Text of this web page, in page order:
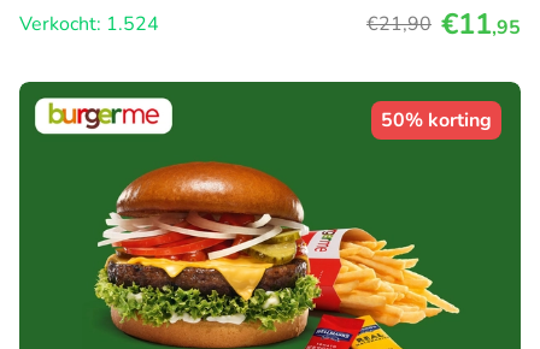
Verkocht: 1.524
€21,90 €11,95
50% korting